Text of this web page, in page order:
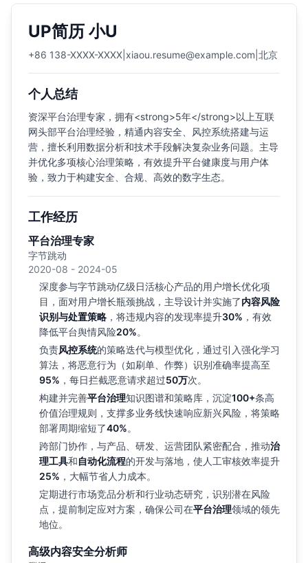
UP简历 小U
+86 138-XXXX-XXXX xiaou.resume@example.com 北京
个人总结
资深平台治理专家，拥有<strong>5年</strong>以上互联
网头部平台治理经验，精通内容安全、风控系统搭建与运
营，擅长利用数据分析和技术手段解决复杂业务问题。主导
并优化多项核心治理策略，有效提升平台健康度与用户体
验，致力于构建安全、合规、高效的数字生态。
工作经历
平台治理专家
字节跳动
2020-08 - 2024-05
深度参与字节跳动亿级日活核心产品的用户增长优化项
目，面对用户增长瓶颈挑战，主导设计并实施了内容风险
识别与处置策略 ，将违规内容的发现率提升30% ，有效
降低平台舆情风险20%。
负责风控系统的策略迭代与模型优化，通过引入强化学习
算法，将恶意行为（如刷单、作弊）识别准确率提高至
95% ，每日拦截恶意请求超过50万次。
构建并完善平台治理知识图谱和策略库，沉淀100+条高
价值治理规则，支撑多业务线快速响应新兴风险，将策略
部署周期缩短了40%。
跨部门协作，与产品、研发、运营团队紧密配合，推动治
理工具和自动化流程的开发与落地，使人工审核效率提升
25% ，大幅节省人力成本。
定期进行市场竞品分析和行业动态研究，识别潜在风险
点，提前制定应对方案，确保公司在平台治理领域的领先
地位。
高级内容安全分析师